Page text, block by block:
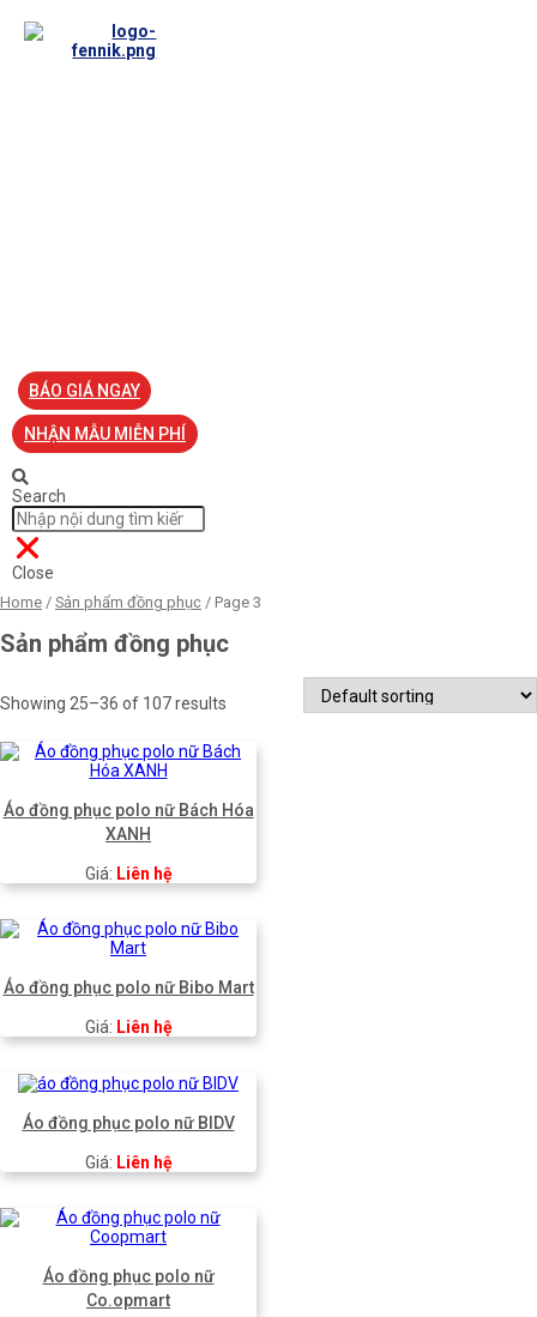
BÁO GIÁ NGAY
NHẬN MẪU MIỄN PHÍ
Search
Close
Home / Sản phẩm đồng phục / Page 3
Sản phẩm đồng phục
Showing 25–36 of 107 results
Áo đồng phục polo nữ Bách Hóa
XANH
Giá: Liên hệ
Áo đồng phục polo nữ Bibo Mart
Giá: Liên hệ
Áo đồng phục polo nữ BIDV
Giá: Liên hệ
Áo đồng phục polo nữ
Co.opmart